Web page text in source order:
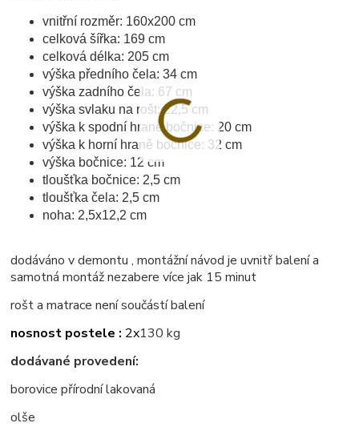
vnitřní rozměr: 160x200 cm
celková šířka: 169 cm
celková délka: 205 cm
výška předního čela: 34 cm
výška zadního čela: 67 cm
výška svlaku na rošt: 22,5 cm
výška k spodní hraně bočnice: 20 cm
výška k horní hraně bočnice: 32 cm
výška bočnice: 12 cm
tloušťka bočnice: 2,5 cm
tloušťka čela: 2,5 cm
noha: 2,5x12,2 cm
dodáváno v demontu , montážní návod je uvnitř balení a
samotná montáž nezabere více jak 15 minut
rošt a matrace není součástí balení
nosnost postele : 2x130 kg
dodávané provedení:
borovice přírodní lakovaná
olše